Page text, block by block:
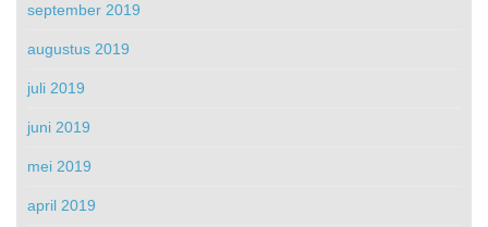
september 2019
augustus 2019
juli 2019
juni 2019
mei 2019
april 2019